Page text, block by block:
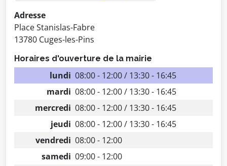
Adresse
Place Stanislas-Fabre
13780 Cuges-les-Pins
Horaires d'ouverture de la mairie
lundi 08:00 - 12:00 / 13:30 - 16:45
mardi 08:00 - 12:00 / 13:30 - 16:45
mercredi 08:00 - 12:00 / 13:30 - 16:45
jeudi 08:00 - 12:00 / 13:30 - 16:45
vendredi 08:00 - 12:00
samedi 09:00 - 12:00